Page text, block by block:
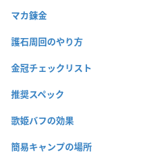
マカ錬金
護石周回のやり方
金冠チェックリスト
推奨スペック
歌姫バフの効果
簡易キャンプの場所